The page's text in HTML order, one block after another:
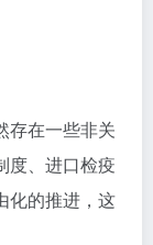
存在一些非关
度、进口检疫
化的推进，这